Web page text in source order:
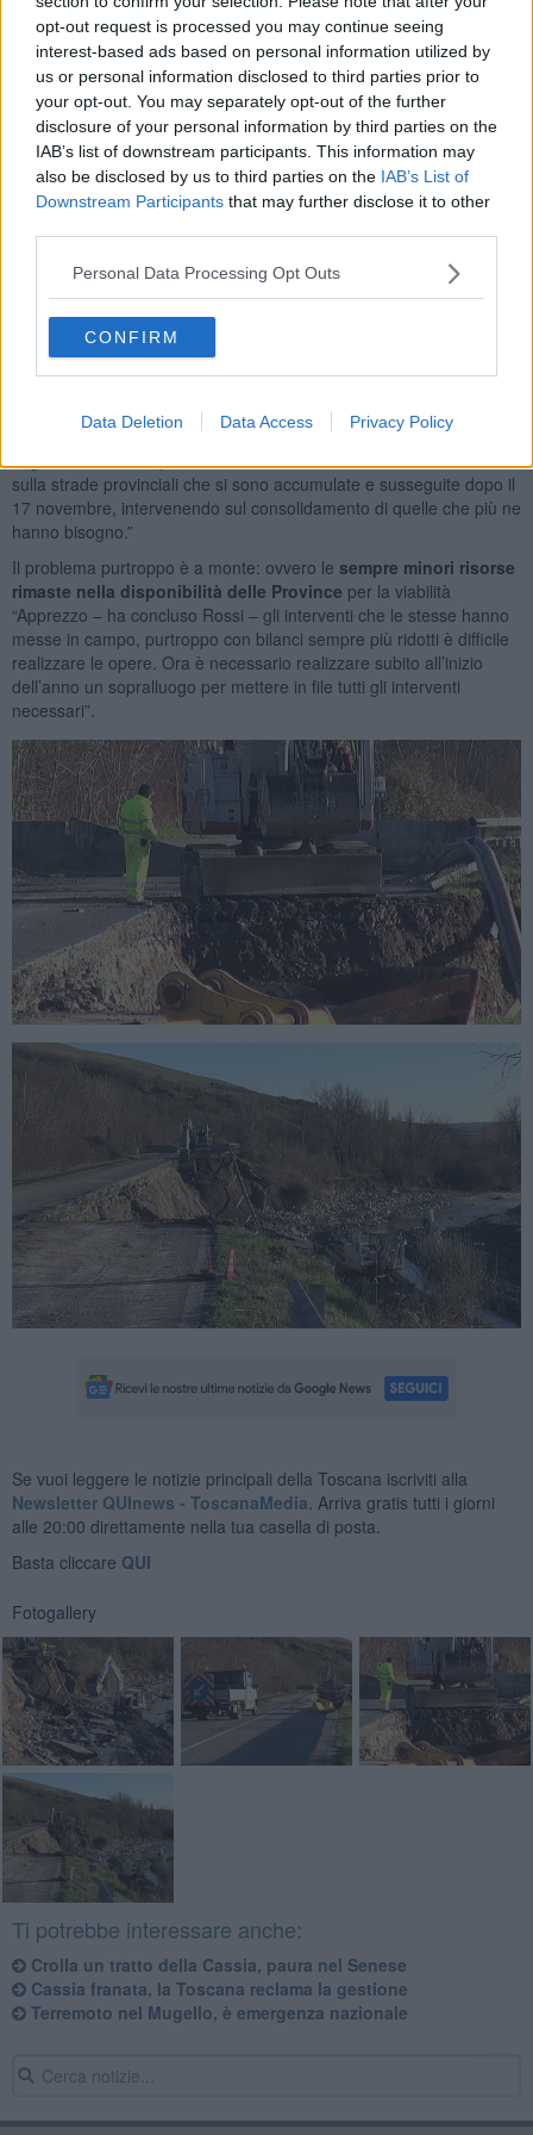
opt-out request is processed you may continue seeing
interest-based ads based on personal information utilized by
us or personal information disclosed to third parties prior to
your opt-out. You may separately opt-out of the further
disclosure of your personal information by third parties on the
IAB’s list of downstream participants. This information may
also be disclosed by us to third parties on the IAB’s List of
Downstream Participants that may further disclose it to other
Personal Data Processing Opt Outs
CONFIRM
Data Deletion Data Access Privacy Policy
Per la Cassia, unica statale che collega Siena a Roma,
presidente prova a proporre l’idea di un
un paio di milioni l’annoper per un intervento più strutturale. Poi
ampio respiro e non solo intervenire sull’emergenza di questi giorni
– ha detto – Cercheremo di coinvolgere anche la ministra. Il
segnale da dare è quello di cominciare a rimuovere le tante frane
sulla strade provinciali che si sono accumulate e susseguite dopo il
17 novembre, intervenendo sul consolidamento di quelle che più ne
hanno bisogno.”
Il problema purtroppo è a monte: ovvero le sempre minori risorse
rimaste nella disponibilità delle Province per la viabilità
“Apprezzo – ha concluso Rossi – gli interventi che le stesse hanno
messe in campo, purtroppo con bilanci sempre più ridotti è difficile
realizzare le opere. Ora è necessario realizzare subito all’inizio
dell’anno un sopralluogo per mettere in file tutti gli interventi
necessari”.
Se vuoi leggere le notizie principali della Toscana iscriviti alla
Newsletter QUInews - ToscanaMedia. Arriva gratis tutti i giorni
alle 20:00 direttamente nella tua casella di posta.
Basta cliccare QUI
Fotogallery
Ti potrebbe interessare anche:
Crolla un tratto della Cassia, paura nel Senese
Cassia franata, la Toscana reclama la gestione
Terremoto nel Mugello, è emergenza nazionale